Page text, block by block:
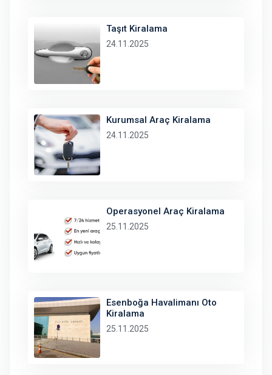
Taşıt Kiralama
24.11.2025
Kurumsal Araç Kiralama
24.11.2025
Operasyonel Araç Kiralama
25.11.2025
Esenboğa Havalimanı Oto
Kiralama
25.11.2025